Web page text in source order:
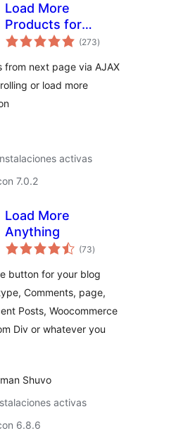
Load More
Products for
WooCommerce
(273valoraciones
en
)
from next page via AJAX
or load more
activas
7.0.2
Load More
Anything
(73valoraciones
en
)
button for your blog
Comments, page,
Posts, Woocommerce
Div or whatever you
Shuvo
activas
6.8.6